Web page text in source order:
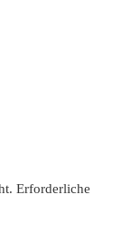
Erforderliche